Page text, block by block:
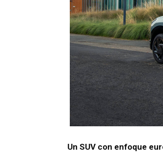
Un SUV con enfoque